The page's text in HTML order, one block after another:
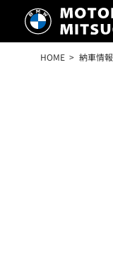
HOME 納車情報